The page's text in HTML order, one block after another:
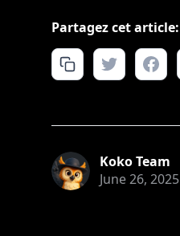
Partagez cet article:
Koko Team
June 26, 2025